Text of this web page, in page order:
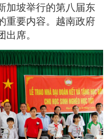
加坡举行的第八届东
重要内容。越南政府
席。